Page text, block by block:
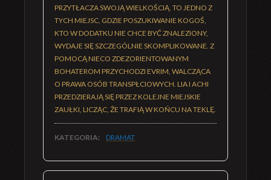
PRZYTŁACZA SWOJĄ WIELKOŚCIĄ. TO JEDNO Z
TYCH MIEJSC, GDZIE POSZUKIWANIE KOGOŚ,
KTO W DODATKU NIE CHCE BYĆ ZNALEZIONY,
WYDAJE SIĘ SZCZEGÓLNIE SKOMPLIKOWANE. Z
POMOCĄ NIECO ZDEZORIENTOWANYM
BOHATEROM PRZYCHODZI EVRIM, WALCZĄCA
O PRAWA OSÓB TRANSPŁCIOWYCH. LIA I ACHI
PRZEDZIERAJĄ SIĘ PRZEZ KOLEJNE MIEJSKIE
ZAUŁKI, LICZĄC, ŻE TRAFIĄ W KOŃCU NA TEKLĘ.
KATEGORIA: DRAMAT